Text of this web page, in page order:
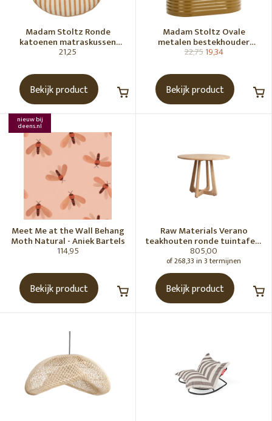
Madam Stoltz Ronde
katoenen matraskussen
Gebroken wit, donkere
21,25
Bekijk product
Madam Stoltz Ovale
metalen bestekhouder
Tapenade
22,7519,34
Bekijk product
nieuw bij
deens.nl
Meet Me at the Wall Behang
Moth Natural - Aniek Bartels
114,95
Bekijk product
Raw Materials Verano
teakhouten ronde tuintafel -
Ø100 cm
805,00
of 268,33 in 3 termijnen
Bekijk product